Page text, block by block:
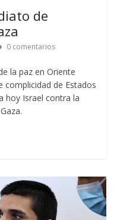
de
0 comentarios
la paz en Oriente
complicidad de Estados
hoy Israel contra la